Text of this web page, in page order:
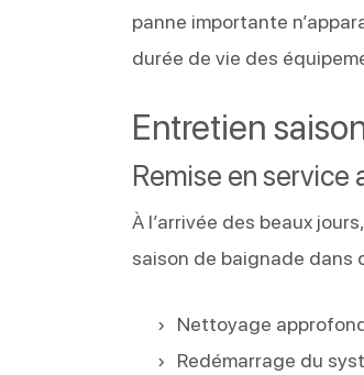
panne importante
durée de vie des
Entretien
Remise en service
À l’arrivée des beaux jours,
saison de baignade dans
Nettoyage
Redémarrage du